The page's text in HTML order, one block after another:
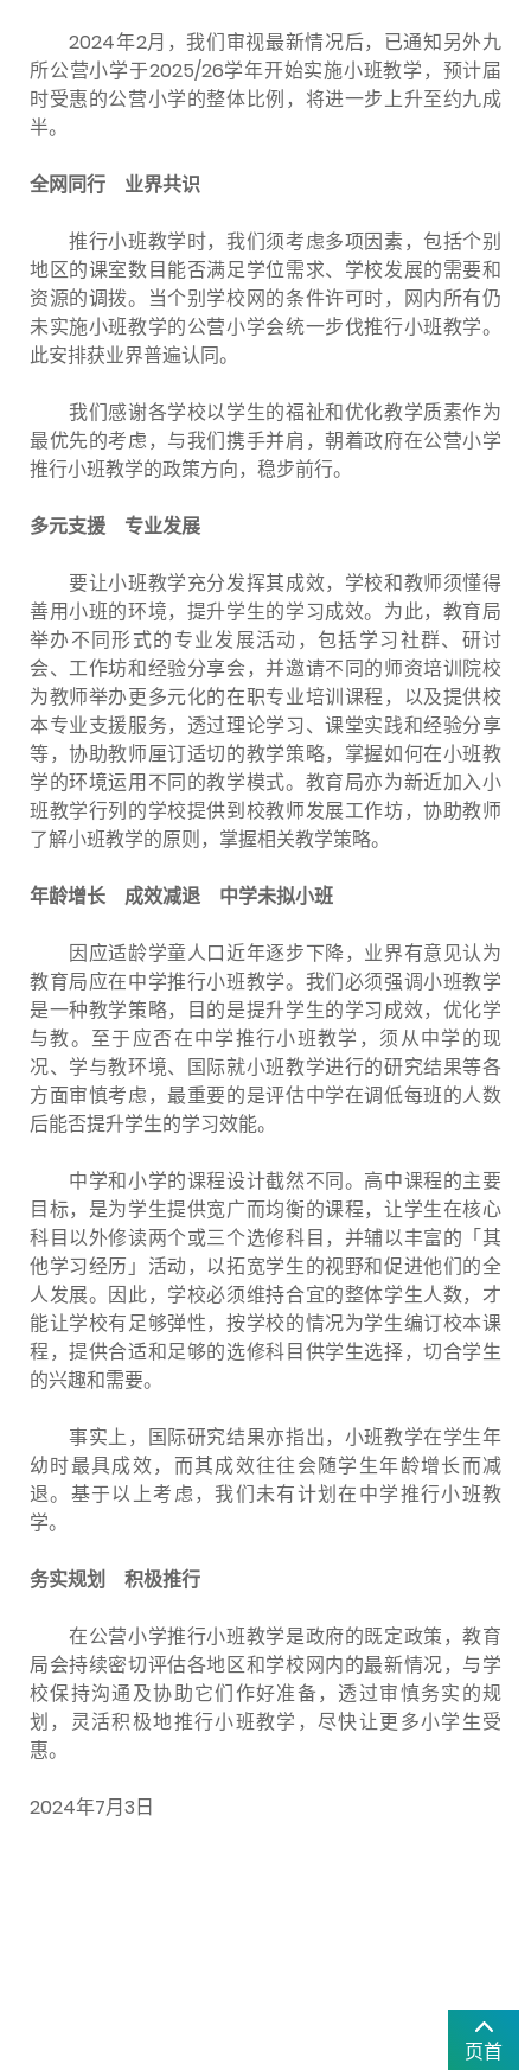
2024年2月，我们审视最新情况后，已通知另外九
所公营小学于2025/26学年开始实施小班教学，预计届
时受惠的公营小学的整体比例，将进一步上升至约九成
半。
全网同行 业界共识
推行小班教学时，我们须考虑多项因素，包括个别
地区的课室数目能否满足学位需求、学校发展的需要和
资源的调拨。当个别学校网的条件许可时，网内所有仍
未实施小班教学的公营小学会统一步伐推行小班教学。
此安排获业界普遍认同。
我们感谢各学校以学生的福祉和优化教学质素作为
最优先的考虑，与我们携手并肩，朝着政府在公营小学
推行小班教学的政策方向，稳步前行。
多元支援 专业发展
要让小班教学充分发挥其成效，学校和教师须懂得
善用小班的环境，提升学生的学习成效。为此，教育局
举办不同形式的专业发展活动，包括学习社群、研讨
会、工作坊和经验分享会，并邀请不同的师资培训院校
为教师举办更多元化的在职专业培训课程，以及提供校
本专业支援服务，透过理论学习、课堂实践和经验分享
等，协助教师厘订适切的教学策略，掌握如何在小班教
学的环境运用不同的教学模式。教育局亦为新近加入小
班教学行列的学校提供到校教师发展工作坊，协助教师
了解小班教学的原则，掌握相关教学策略。
年龄增长 成效减退 中学未拟小班
因应适龄学童人口近年逐步下降，业界有意见认为
教育局应在中学推行小班教学。我们必须强调小班教学
是一种教学策略，目的是提升学生的学习成效，优化学
与教。至于应否在中学推行小班教学，须从中学的现
况、学与教环境、国际就小班教学进行的研究结果等各
方面审慎考虑，最重要的是评估中学在调低每班的人数
后能否提升学生的学习效能。
中学和小学的课程设计截然不同。高中课程的主要
目标，是为学生提供宽广而均衡的课程，让学生在核心
科目以外修读两个或三个选修科目，并辅以丰富的「其
他学习经历」活动，以拓宽学生的视野和促进他们的全
人发展。因此，学校必须维持合宜的整体学生人数，才
能让学校有足够弹性，按学校的情况为学生编订校本课
程，提供合适和足够的选修科目供学生选择，切合学生
的兴趣和需要。
事实上，国际研究结果亦指出，小班教学在学生年
幼时最具成效，而其成效往往会随学生年龄增长而减
退。基于以上考虑，我们未有计划在中学推行小班教
学。
务实规划 积极推行
在公营小学推行小班教学是政府的既定政策，教育
局会持续密切评估各地区和学校网内的最新情况，与学
校保持沟通及协助它们作好准备，透过审慎务实的规
划，灵活积极地推行小班教学，尽快让更多小学生受
惠。
2024年7月3日
页首